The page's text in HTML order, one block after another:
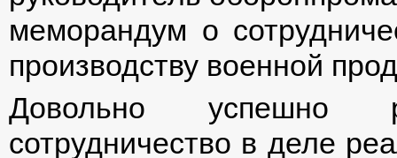
меморандум о
производству военной
Довольно успешно
сотрудничество в деле